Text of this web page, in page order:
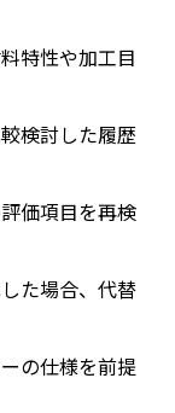
特性や加工目
検討した履歴
価項目を再検
た場合、代替
の仕様を前提